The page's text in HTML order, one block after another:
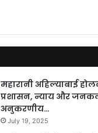
महारानी अहिल्याबाई
प्रशासन, न्याय और
अनुकरणीय…
July 19, 2025